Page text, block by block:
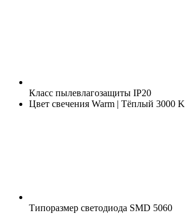
Класс пылевлагозащиты IP20
Цвет свечения Warm | Тёплый 3000 K
Типоразмер светодиода SMD 5060